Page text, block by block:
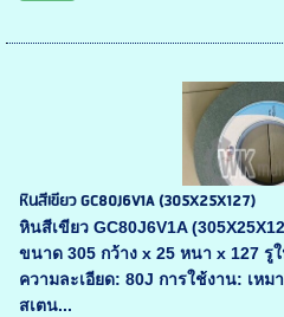
หินสีเขียว GC80J6V1A (305X25X127)
หินสีเขียว GC80J6V1A
ขนาด 305 กว้าง x 25 หนา x 127 รู
ความละเอียด: 80J การใช้งาน: เหม
สเตน...